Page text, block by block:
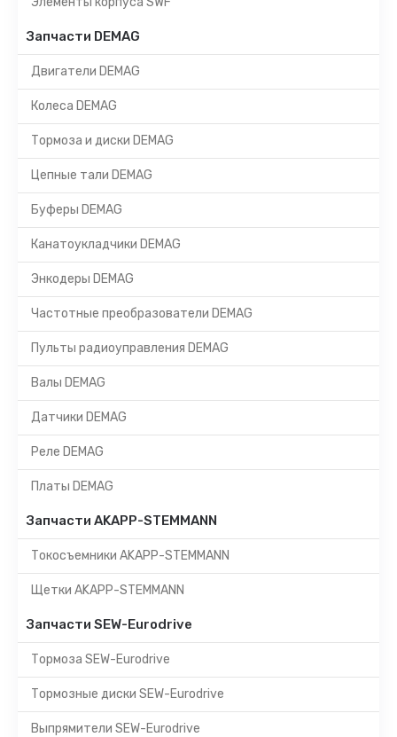
Запчасти DEMAG
Двигатели DEMAG
Колеса DEMAG
Тормоза и диски DEMAG
Цепные тали DEMAG
Буферы DEMAG
Канатоукладчики DEMAG
Энкодеры DEMAG
Частотные преобразователи DEMAG
Пульты радиоуправления DEMAG
Валы DEMAG
Датчики DEMAG
Реле DEMAG
Платы DEMAG
Запчасти AKAPP-STEMMANN
Токосъемники AKAPP-STEMMANN
Щетки AKAPP-STEMMANN
Запчасти SEW-Eurodrive
Тормоза SEW-Eurodrive
Тормозные диски SEW-Eurodrive
Выпрямители SEW-Eurodrive